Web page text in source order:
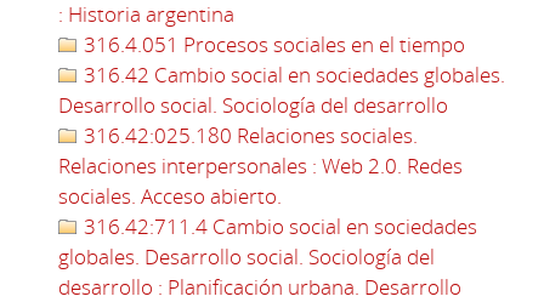
: Historia argentina
316.4.051 Procesos sociales en el tiempo
316.42 Cambio social en sociedades globales.
Desarrollo social. Sociología del desarrollo
316.42:025.180 Relaciones sociales.
Relaciones interpersonales : Web 2.0. Redes
sociales. Acceso abierto.
316.42:711.4 Cambio social en sociedades
globales. Desarrollo social. Sociología del
desarrollo : Planificación urbana. Desarrollo